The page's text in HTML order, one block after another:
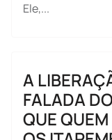
Ele,...
A
FALADA
QUE